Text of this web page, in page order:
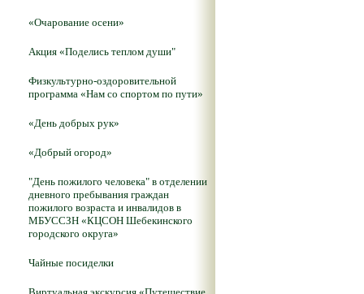
«Очарование осени»
Акция «Поделись теплом души"
Физкультурно-оздоровительной
программа «Нам со спортом по пути»
«День добрых рук»
«Добрый огород»
"День пожилого человека" в отделении
дневного пребывания граждан
пожилого возраста и инвалидов в
МБУССЗН «КЦСОН Шебекинского
городского округа»
Чайные посиделки